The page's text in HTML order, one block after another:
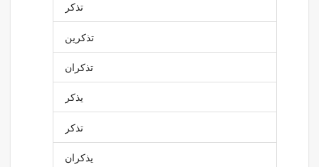
تذكر
تذكرين
تذكران
يذكر
تذكر
يذكران